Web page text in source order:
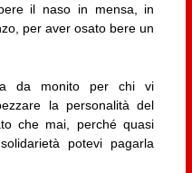
il naso in mensa, in
per aver osato bere un
da monito per chi vi
la personalità del
che mai, perché quasi
potevi pagarla